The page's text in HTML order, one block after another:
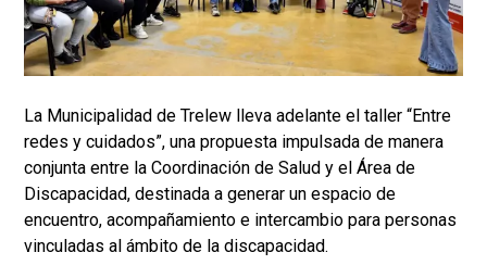
La Municipalidad de Trelew lleva adelante el taller “Entre
redes y cuidados”, una propuesta impulsada de manera
conjunta entre la Coordinación de Salud y el Área de
Discapacidad, destinada a generar un espacio de
encuentro, acompañamiento e intercambio para personas
vinculadas al ámbito de la discapacidad.